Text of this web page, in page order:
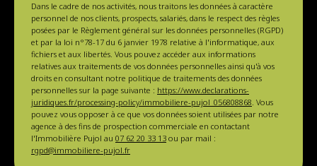
Dans le cadre de nos activités, nous traitons les données à caractère
personnel de nos clients, prospects, salariés, dans le respect des règles
posées par le Règlement général sur les données personnelles (RGPD)
et par la loi n°78-17 du 6 janvier 1978 relative à l'informatique, aux
fichiers et aux libertés. Vous pouvez accéder aux informations
relatives aux traitements de vos données personnelles ainsi qu'à vos
droits en consultant notre politique de traitements des données
personnelles sur la page suivante : https://www.declarations-
juridiques.fr/processing-policy/immobiliere-pujol_056808868. Vous
pouvez vous opposer à ce que vos données soient utilisées par notre
agence à des fins de prospection commerciale en contactant
l'Immobilière Pujol au 07 62 20 33 13 ou par mail :
rgpd@immobiliere-pujol.fr